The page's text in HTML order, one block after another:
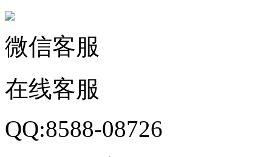
微信客服
在线客服
QQ:8588-08726